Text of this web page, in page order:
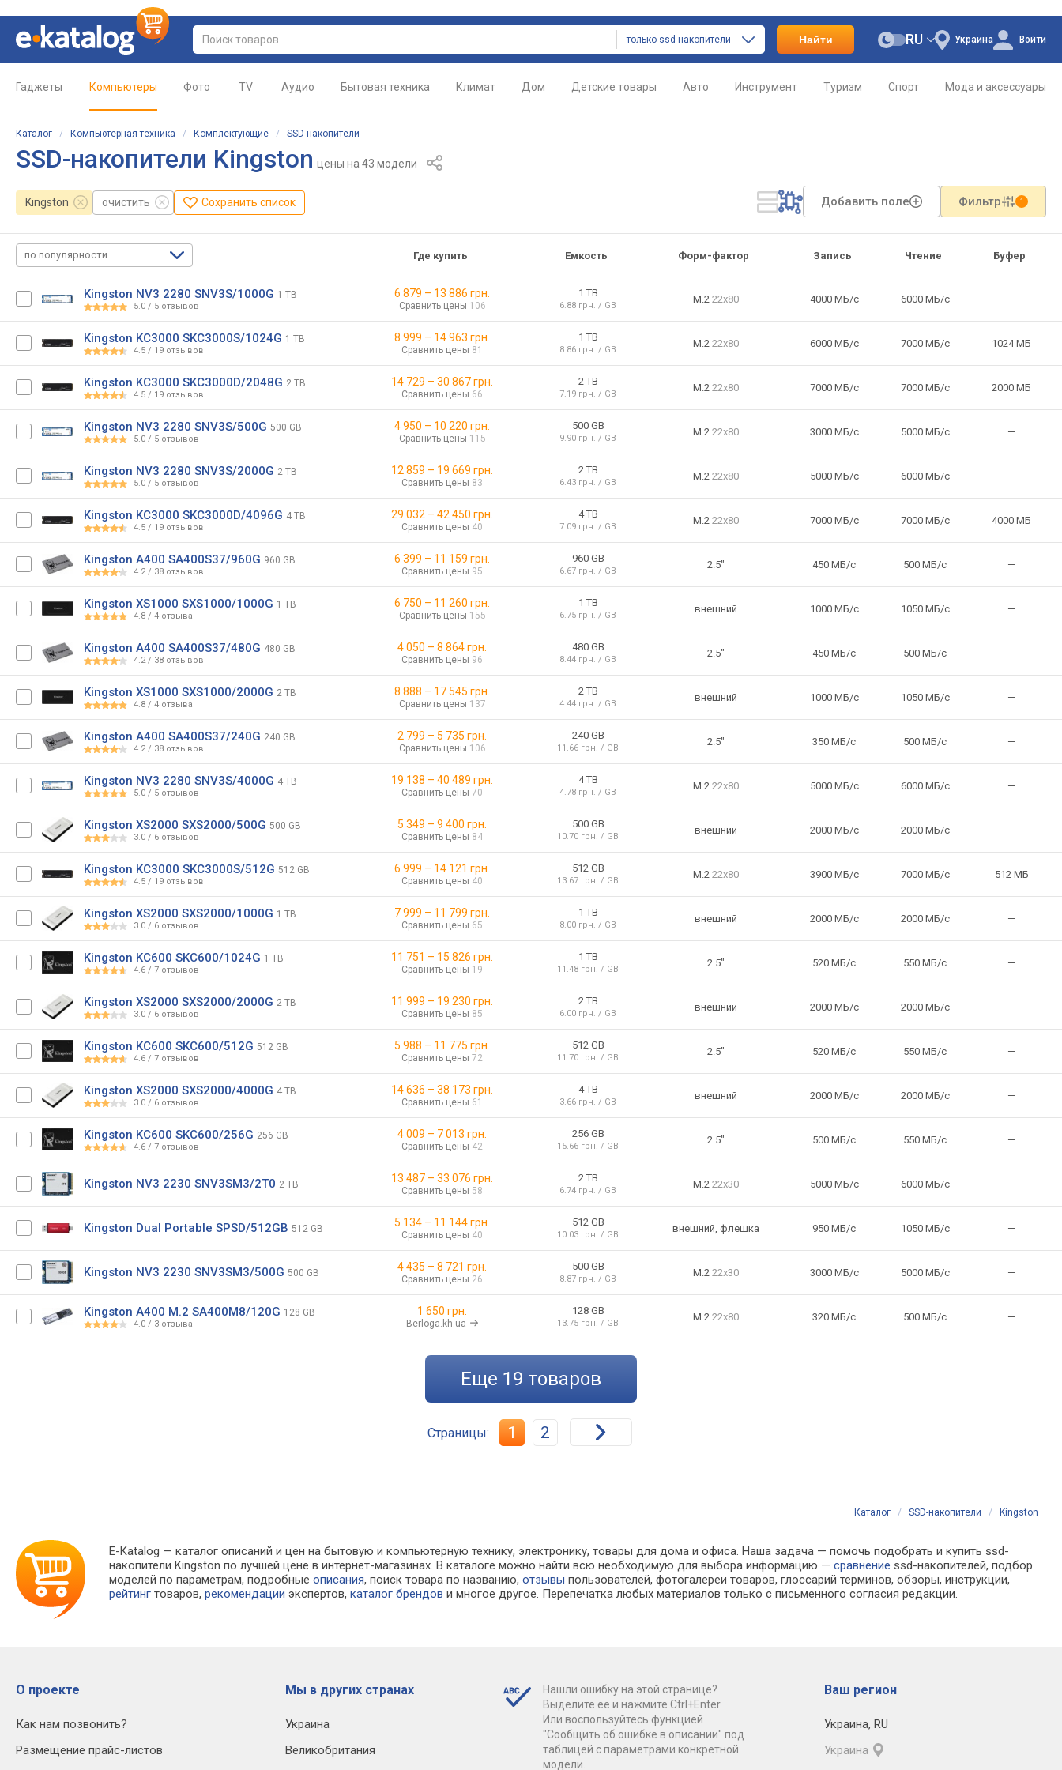
только ssd-накопители Найти Украина
RU Войти
Гаджеты Компьютеры Фото TV Аудио Бытовая техника Климат Дом Детские товары Авто Инструмент Туризм Спорт Мода и аксессуары
Каталог / Компьютерная техника / Комплектующие / SSD-накопители
SSD-накопители Kingston цены на 43 модели
Kingston очистить Сохранить список Добавить поле Фильтр 1
по популярности Где купить Емкость Форм-фактор Запись Чтение Буфер
Kingston NV3 2280 SNV3S/1000G 1 TB
5.0 / 5 отзывов
6 879 – 13 886 грн.
Сравнить цены 106
1 TB
6.88 грн. / GB
M.2 22x80 4000 МБ/с 6000 МБ/с —
Kingston KC3000 SKC3000S/1024G 1 TB
4.5 / 19 отзывов
8 999 – 14 963 грн.
Сравнить цены 81
1 TB
8.86 грн. / GB
M.2 22x80 6000 МБ/с 7000 МБ/с 1024 МБ
Kingston KC3000 SKC3000D/2048G 2 TB
4.5 / 19 отзывов
14 729 – 30 867грн.
Сравнить цены 66
2 TB
7.19 грн. / GB
M.2 22x80 7000 МБ/с 7000 МБ/с 2000 МБ
Kingston NV3 2280 SNV3S/500G 500 GB
5.0 / 5 отзывов
4 950 – 10 220 грн.
Сравнить цены 115
500 GB
9.90 грн. / GB
M.2 22x80 3000 МБ/с 5000 МБ/с —
Kingston NV3 2280 SNV3S/2000G 2 TB
5.0 / 5 отзывов
12 859 – 19 669 грн.
Сравнить цены 83
2 TB
6.43 грн. / GB
M.2 22x80 5000 МБ/с 6000 МБ/с —
Kingston KC3000 SKC3000D/4096G 4 TB
4.5 / 19 отзывов
29 032 – 42 450 грн.
Сравнить цены 40
4 TB
7.09 грн. / GB
M.2 22x80 7000 МБ/с 7000 МБ/с 4000 МБ
Kingston A400 SA400S37/960G 960 GB
4.2 / 38 отзывов
6 399 – 11 159 грн.
Сравнить цены 95
960 GB
6.67 грн. / GB
2.5" 450 МБ/с 500 МБ/с —
Kingston XS1000 SXS1000/1000G 1 TB
4.8 / 4 отзыва
6 750 – 11 260 грн.
Сравнить цены 155
1 TB
6.75 грн. / GB
внешний 1000 МБ/с 1050 МБ/с —
Kingston A400 SA400S37/480G 480 GB
4.2 / 38 отзывов
4 050 – 8 864грн.
Сравнить цены 96
480 GB
8.44 грн. / GB
2.5" 450 МБ/с 500 МБ/с —
Kingston XS1000 SXS1000/2000G 2 TB
4.8 / 4 отзыва
8 888 – 17 545 грн.
Сравнить цены 137
2 TB
4.44 грн. / GB
внешний 1000 МБ/с 1050 МБ/с —
Kingston A400 SA400S37/240G 240 GB
4.2 / 38 отзывов
2 799 – 5 735 грн.
Сравнить цены 106
240 GB
11.66 грн. / GB
2.5" 350 МБ/с 500 МБ/с —
Kingston NV3 2280 SNV3S/4000G 4 TB
5.0 / 5 отзывов
19 138 – 40 489 грн.
Сравнить цены 70
4 TB
4.78 грн. / GB
M.2 22x80 5000 МБ/с 6000 МБ/с —
Kingston XS2000 SXS2000/500G 500 GB
3.0 / 6 отзывов
5 349 – 9 400 грн.
Сравнить цены 84
500 GB
10.70 грн. / GB
внешний 2000 МБ/с 2000 МБ/с —
Kingston KC3000 SKC3000S/512G 512 GB
4.5 / 19 отзывов
6 999 – 14 121 грн.
Сравнить цены 40
512 GB
13.67 грн. / GB
M.2 22x80 3900 МБ/с 7000 МБ/с 512 МБ
Kingston XS2000 SXS2000/1000G 1 TB
3.0 / 6 отзывов
7 999 – 11 799 грн.
Сравнить цены 65
1 TB
8.00 грн. / GB
внешний 2000 МБ/с 2000 МБ/с —
Kingston KC600 SKC600/1024G 1 TB
4.6 / 7 отзывов
11 751 – 15 826 грн.
Сравнить цены 19
1 TB
11.48 грн. / GB
2.5" 520 МБ/с 550 МБ/с —
Kingston XS2000 SXS2000/2000G 2 TB
3.0 / 6 отзывов
11 999 – 19 230 грн.
Сравнить цены 85
2 TB
6.00 грн. / GB
внешний 2000 МБ/с 2000 МБ/с —
Kingston KC600 SKC600/512G 512 GB
4.6 / 7 отзывов
5 988 – 11 775 грн.
Сравнить цены 72
512 GB
11.70 грн. / GB
2.5" 520 МБ/с 550 МБ/с —
Kingston XS2000 SXS2000/4000G 4 TB
3.0 / 6 отзывов
14 636 – 38 173 грн.
Сравнить цены 61
4 TB
3.66 грн. / GB
внешний 2000 МБ/с 2000 МБ/с —
Kingston KC600 SKC600/256G 256 GB
4.6 / 7 отзывов
4 009 – 7 013 грн.
Сравнить цены 42
256 GB
15.66 грн. / GB
2.5" 500 МБ/с 550 МБ/с —
Kingston NV3 2230 SNV3SM3/2T0 2 TB 13 487 – 33 076 грн.
Сравнить цены 58
2 TB
6.74 грн. / GB
M.2 22x30 5000 МБ/с 6000 МБ/с —
Kingston Dual Portable SPSD/512GB 512 GB 5 134 – 11 144грн.
Сравнить цены 40
512 GB
10.03 грн. / GB
внешний, флешка 950 МБ/с 1050 МБ/с —
Kingston NV3 2230 SNV3SM3/500G 500 GB 4 435 – 8 721 грн.
Сравнить цены 26
500 GB
8.87 грн. / GB
M.2 22x30 3000 МБ/с 5000 МБ/с —
Kingston A400 M.2 SA400M8/120G 128 GB
4.0 / 3 отзыва
1 650 грн.
Berloga.kh.ua
128 GB
13.75 грн. / GB
M.2 22x80 320 МБ/с 500 МБ/с —
еще 19 товаров
Страницы: 1 2
Каталог / SSD-накопители / Kingston
E-Katalog — каталог описаний и цен на бытовую и компьютерную технику, электронику, товары для дома и офиса. Наша задача — помочь подобрать и купить ssd-
накопители Kingston по лучшей цене в интернет-магазинах. В каталоге можно найти всю необходимую для выбора информацию —сравнение ssd-накопителей, подбор
моделей по параметрам, подробныеописания, поиск товара по названию,отзывы пользователей, фотогалереи товаров, глоссарий терминов, обзоры, инструкции,
рейтинг товаров,рекомендации экспертов,каталог брендов и многое другое. Перепечатка любых материалов только с письменного согласия редакции.
О проекте
Как нам позвонить?
Размещение прайс-листов
Мы в других странах
Украина
Великобритания
Нашли ошибку на этой странице?
Выделите ее и нажмите Ctrl+Enter.
Или воспользуйтесь функцией
"Сообщить об ошибке в описании" под
таблицей с параметрами конкретной
модели.
Ваш регион
Украина, RU
Украина